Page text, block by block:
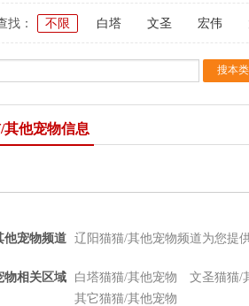
找： 不限 白塔 文圣 宏伟
其他宠物信息
他宠物频道 辽阳猫猫/其他宠物频道为您提
物相关区域 白塔猫猫/其他宠物 文圣猫猫/
其它猫猫/其他宠物